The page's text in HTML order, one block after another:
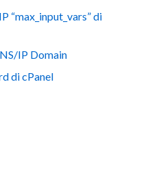
“max_input_vars” di
IP Domain
di cPanel